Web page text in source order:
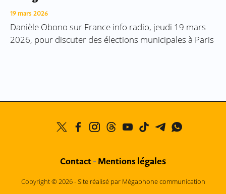
19 mars 2026
Danièle Obono sur France info radio, jeudi 19 mars
2026, pour discuter des élections municipales à Paris
Contact - Mentions légales
Copyright © 2026 -Site réalisé par Mégaphone communication